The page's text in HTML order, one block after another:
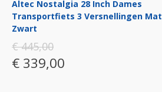
Altec Nostalgia 28 Inch Dames
Transportfiets 3 Versnellingen Mat
Zwart
€ 445,00
€ 339,00